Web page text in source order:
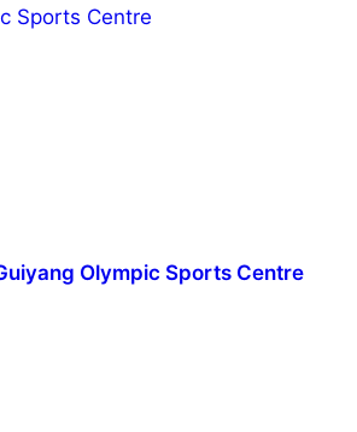
Olympic Sports Centre